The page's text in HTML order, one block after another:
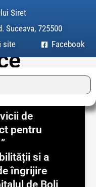
Siret
Suceava, 725500
site Facebook
de
pentru
si a
îngrijire
de Boli